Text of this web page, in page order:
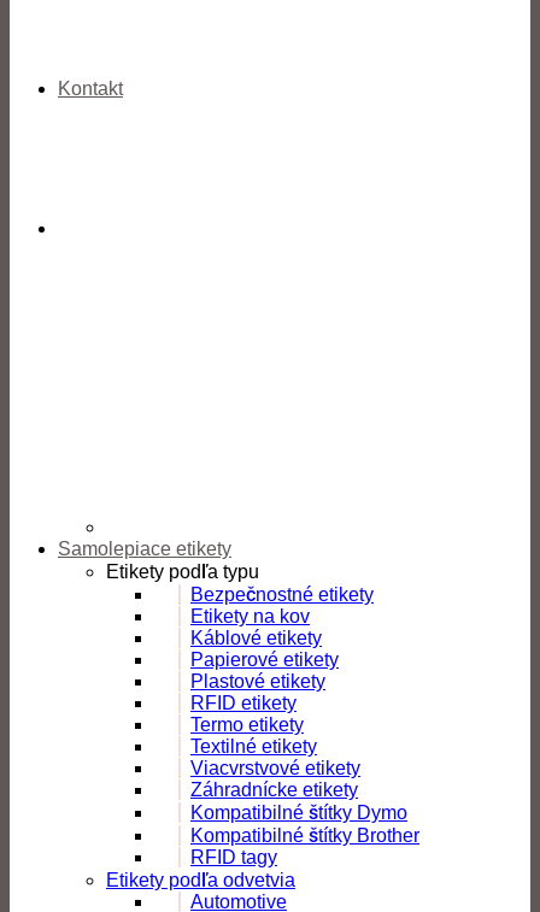
Kontakt
Samolepiace etikety
Etikety podľa typu
Bezpečnostné etikety
Etikety na kov
Káblové etikety
Papierové etikety
Plastové etikety
RFID etikety
Termo etikety
Textilné etikety
Viacvrstvové etikety
Záhradnícke etikety
Kompatibilné štítky Dymo
Kompatibilné štítky Brother
RFID tagy
Etikety podľa odvetvia
Automotive